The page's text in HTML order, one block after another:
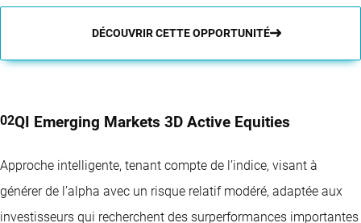
DÉCOUVRIR CETTE OPPORTUNITÉ
QI Emerging Markets 3D Active Equities
Approche intelligente, tenant compte de l’indice, visant à
générer de l’alpha avec un risque relatif modéré, adaptée aux
investisseurs qui recherchent des surperformances importantes